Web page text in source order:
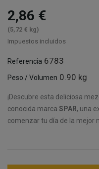
2,86 €
(5,72 € kg)
Impuestos incluidos
Referencia 6783
Peso / Volumen 0.90 kg
¡Descubre esta deliciosa
conocida marca SPAR, una
comenzar tu día de la mejor